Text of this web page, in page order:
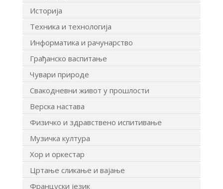
Историја
Техника и технологија
Информатика и рачунарство
Грађанско васпитање
Чувари природе
Свакодневни живот у прошлости
Верска настава
Физичко и здравствено испитивање
Музичка култура
Хор и оркестар
Цртање сликање и вајање
Француски језик